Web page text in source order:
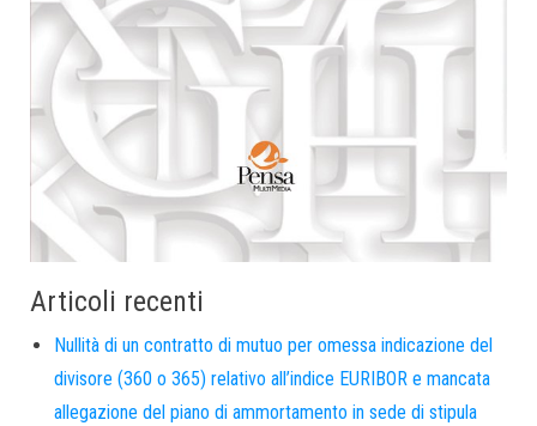
Articoli recenti
Nullità di un contratto di mutuo per omessa indicazione del
divisore (360 o 365) relativo all’indice EURIBOR e mancata
allegazione del piano di ammortamento in sede di stipula